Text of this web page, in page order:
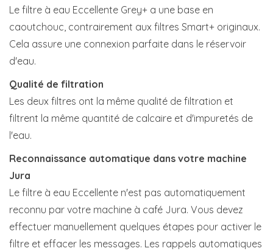
Le filtre à eau Eccellente Grey+ a une base en
caoutchouc, contrairement aux filtres Smart+ originaux.
Cela assure une connexion parfaite dans le réservoir
d'eau.
Qualité de filtration
Les deux filtres ont la même qualité de filtration et
filtrent la même quantité de calcaire et d'impuretés de
l'eau.
Reconnaissance automatique dans votre machine
Jura
Le filtre à eau Eccellente n'est pas automatiquement
reconnu par votre machine à café Jura. Vous devez
effectuer manuellement quelques étapes pour activer le
filtre et effacer les messages. Les rappels automatiques